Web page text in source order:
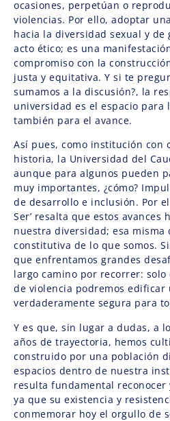
ocasiones, perpetúan o
violencias. Por ello, adoptar
hacia la diversidad sexual y de
acto ético; es una
compromiso con la
justa y equitativa. Y si te
sumamos a la discusión?, la
universidad es el espacio para
también para el avance.
Así pues, como institución con
historia, la Universidad del
aunque para algunos pueden
muy importantes, ¿cómo?
de desarrollo e inclusión. Por
Ser’ resalta que estos
nuestra diversidad; esa misma
constitutiva de lo que somos.
que enfrentamos grandes
largo camino por recorrer:
de violencia podremos edificar
verdaderamente segura para
Y es que, sin lugar a dudas, a
años de trayectoria, hemos
construido por una población
espacios dentro de nuestra
resulta fundamental reconocer
ya que su existencia y
conmemorar hoy el orgullo de